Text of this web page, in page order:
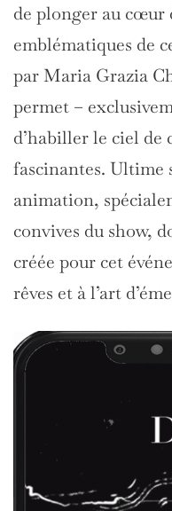
de plonger au cœur
emblématiques de
par Maria Grazia
permet –
d’habiller le ciel de
fascinantes. Ultime
animation,
convives du show,
créée pour cet
rêves et à l’art